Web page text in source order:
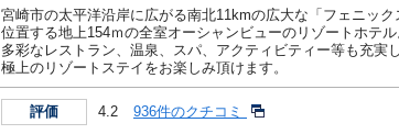
宮崎市の太平洋沿岸に広がる南北11kmの広大な「フェニッ
位置する地上154ｍの全室オーシャンビューのリゾートホテル
多彩なレストラン、温泉、スパ、アクティビティー等も充実
極上のリゾートステイをお楽しみ頂けます。
評価 4.2 936件のクチコミ